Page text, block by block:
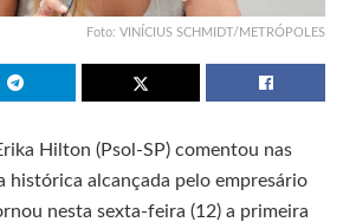
Foto: VINÍCIUS SCHMIDT/METRÓPOLES
Hilton (Psol-SP) comentou nas
histórica alcançada pelo empresário
nesta sexta-feira (12) a primeira